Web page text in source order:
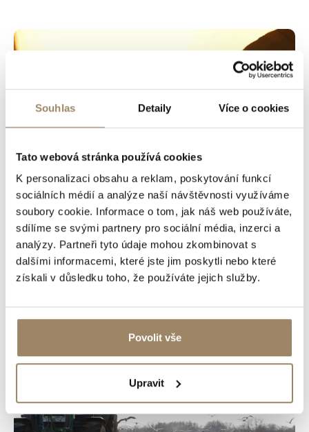
Souhlas Detaily Více o cookies
Tato webová stránka používá cookies
K personalizaci obsahu a reklam, poskytování funkcí
sociálních médií a analýze naší návštěvnosti využíváme
soubory cookie. Informace o tom, jak náš web používáte,
sdílíme se svými partnery pro sociální média, inzerci a
analýzy. Partneři tyto údaje mohou zkombinovat s
dalšími informacemi, které jste jim poskytli nebo které
získali v důsledku toho, že používáte jejich služby.
Povolit vše
Upravit
12. 11. 2024 | MĚLI BYSTE VĚDĚT
Co je to rezervační smlouva? A kdy
je třeba při prodeji pozemku